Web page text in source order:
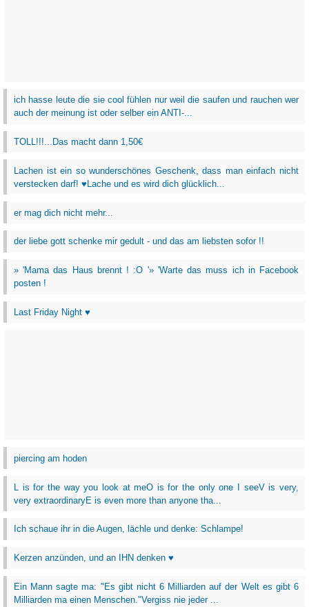
ich hasse leute die sie cool fühlen nur weil die saufen und rauchen wer
auch der meinung ist oder selber ein ANTI-...
TOLL!!!...Das macht dann 1,50€
Lachen ist ein so wunderschönes Geschenk, dass man einfach nicht
verstecken darf! ♥Lache und es wird dich glücklich...
er mag dich nicht mehr...
der liebe gott schenke mir gedult - und das am liebsten sofor !!
» 'Mama das Haus brennt ! :O '» 'Warte das muss ich in Facebook
posten !
Last Friday Night ♥
piercing am hoden
L is for the way you look at meO is for the only one I seeV is very,
very extraordinaryE is even more than anyone tha...
Ich schaue ihr in die Augen, lächle und denke: Schlampe!
Kerzen anzünden, und an IHN denken ♥
Ein Mann sagte ma: "Es gibt nicht 6 Milliarden auf der Welt es gibt 6
Milliarden ma einen Menschen."Vergiss nie jeder ...